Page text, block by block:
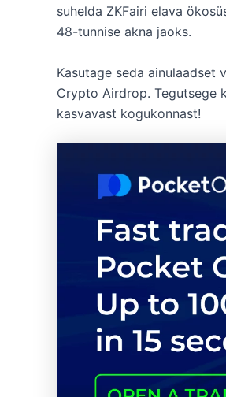
suhelda ZKFairi elava
48-tunnise akna jaoks.
Kasutage seda ainulaadset
Crypto Airdrop. Tegutsege
kasvavast kogukonnast!